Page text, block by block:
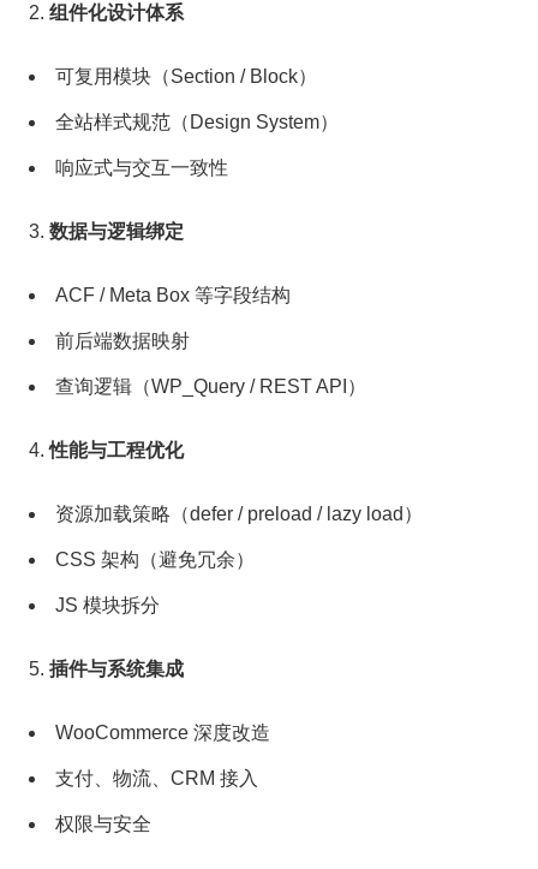
组件化设计体系
可复用模块（Section / Block）
全站样式规范（Design System）
响应式与交互一致性
数据与逻辑绑定
ACF / Meta Box 等字段结构
前后端数据映射
查询逻辑（WP_Query / REST API）
性能与工程优化
资源加载策略（defer / preload / lazy load）
CSS 架构（避免冗余）
JS 模块拆分
插件与系统集成
WooCommerce 深度改造
支付、物流、CRM 接入
权限与安全